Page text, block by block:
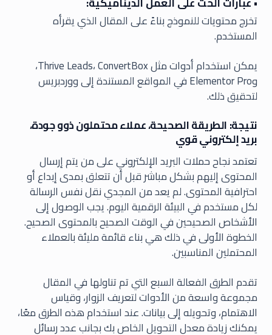
تخرج محتويات للنموذج بناءً على المقال الذي يقرأه
المستخدم.
يمكن استخدام أدوات مثل Thrive Leads، ConvertBox،
وElementor Pro في المواقع المستندة إلى ووردبريس
لتحقيق ذلك.
نتيجة: الطريقة الصحيحة، عملاء محتملون ذوو جودة،
بريد إلكتروني قوي
تعتمد نجاح حملات البريد الإلكتروني على من يتم إرسال
المحتوى إليهم بشكل مباشر قبل أن تتعلق بمدى إبداع أو
احترافية المحتوى. لم يعد من المجدي نقل نفس الرسالة
لكل مستخدم في البيئة الرقمية اليوم. يجب الوصول إلى
الأشخاص الصحيحين في الوقت الصحيح بالمحتوى الصحيح.
الخطوة الأولى في ذلك هي بناء قائمة مليئة بالعملاء
المحتملين المناسبين.
تقدم الطرق الفعالة السبع التي تم تناولها في المقال
مجموعة واسعة من الأدوات لتعريف الزوار، وقياس
الاهتمام، وتحويله إلى بيانات. عند استخدام هذه الطرق معًا،
يمكنك زيادة معدل التحويل الخاص بك بجانب عدد رسائل